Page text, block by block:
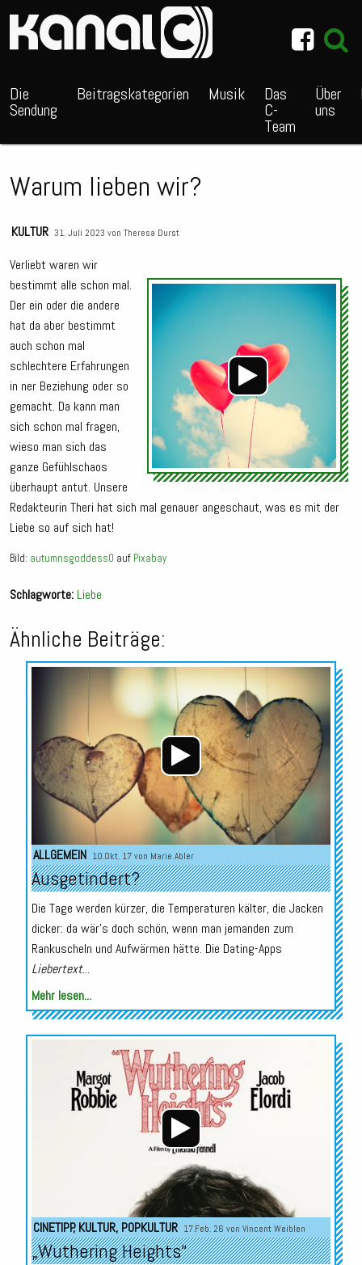
Die
Sendung
Beitragskategorien Musik Das
C-
Team
Über
uns
Warum lieben wir?
KULTUR 31. Juli 2023 von Theresa Durst
Verliebt waren wir
bestimmt alle schon mal.
Der ein oder die andere
hat da aber bestimmt
auch schon mal
schlechtere Erfahrungen
in ner Beziehung oder so
gemacht. Da kann man
sich schon mal fragen,
wieso man sich das
ganze Gefühlschaos
überhaupt antut. Unsere
Redakteurin Theri hat sich mal genauer angeschaut, was es mit der
Liebe so auf sich hat!
Bild: autumnsgoddess0 auf Pixabay
Schlagworte: Liebe
Ähnliche Beiträge:
Audio-
Player
ALLGEMEIN 10.Okt. 17 von Marie Abler
Ausgetindert?
Die Tage werden kürzer, die Temperaturen kälter, die Jacken
dicker: da wär’s doch schön, wenn man jemanden zum
Rankuscheln und Aufwärmen hätte. Die Dating-Apps
Liebertext...
Mehr lesen...
Audio-
Player
CINETIPP,KULTUR, POPKULTUR 17.Feb. 26 von Vincent Weiblen
„Wuthering Heights“